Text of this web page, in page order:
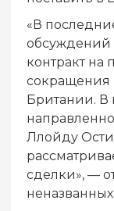
«В
обсуждений
контракт на
сокращения
Британии. В
Ллойду
сделки», —